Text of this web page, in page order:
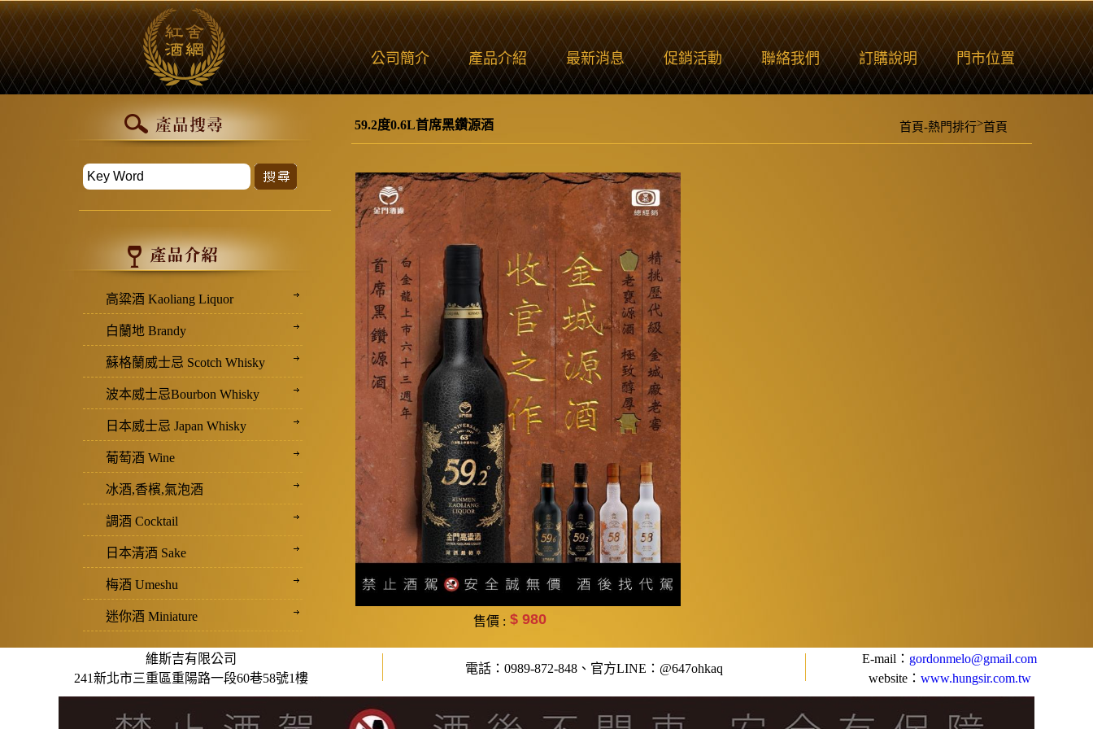
公司簡介 產品介紹 最新消息 促銷活動 聯絡我們 訂購說明 門市位置
高粱酒 Kaoliang Liquor
白蘭地 Brandy
蘇格蘭威士忌 Scotch Whisky
波本威士忌Bourbon Whisky
日本威士忌 Japan Whisky
葡萄酒 Wine
冰酒,香檳,氣泡酒
調酒 Cocktail
日本清酒 Sake
梅酒 Umeshu
迷你酒 Miniature
首頁
>
首頁-熱門排行
59.2度0.6L首席黑鑽源酒
售價 : $ 980
維斯吉有限公司
241新北市三重區重陽路一段60巷58號1樓
電話：0989-872-848、官方LINE：@647ohkaq
E-mail： gordonmelo@gmail.com
website： www.hungsir.com.tw